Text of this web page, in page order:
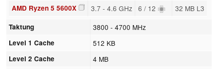
AMD Ryzen 5 5600X 3.7 - 4.6 GHz 6 / 12 32 MB L3
Taktung 3800 - 4700 MHz
Level 1 Cache 512 KB
Level 2 Cache 4 MB